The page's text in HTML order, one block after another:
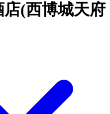
(西博城天府